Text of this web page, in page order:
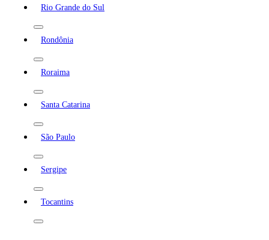
Rio Grande do Sul
Rondônia
Roraima
Santa Catarina
São Paulo
Sergipe
Tocantins